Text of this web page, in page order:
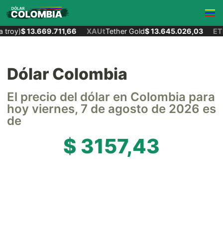
$ 13.669.711,66 XAUtTether Gold$ 13.645.026,03 ETH
Dólar Colombia
El precio del dólar en Colombia para
hoy viernes, 7 de agosto de 2026 es
de
$ 3157,43